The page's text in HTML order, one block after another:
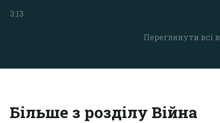
Переглянути всі
3:13
Більше з розділу Війна